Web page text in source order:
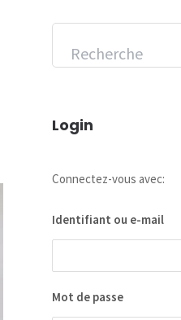
Login
Connectez-vous avec:
Identifiant ou e-mail
Mot de passe